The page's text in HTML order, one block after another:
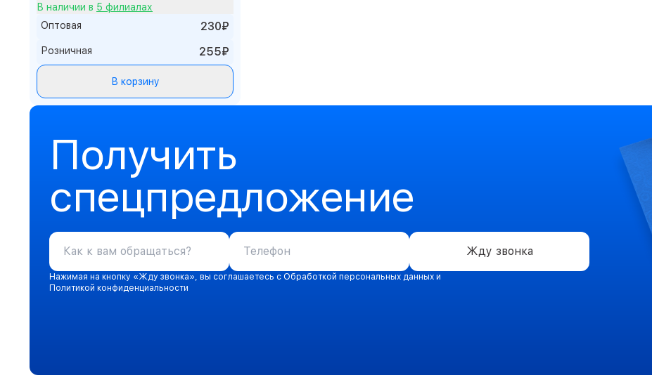
В наличии в 5 филиалах
Оптовая
230₽
Розничная 255₽
В корзину
Получить
спецпредложение
Жду звонка
Нажимая на кнопку «Жду звонка», вы соглашаетесь с Обработкой персональных данных и
Политикой конфиденциальности